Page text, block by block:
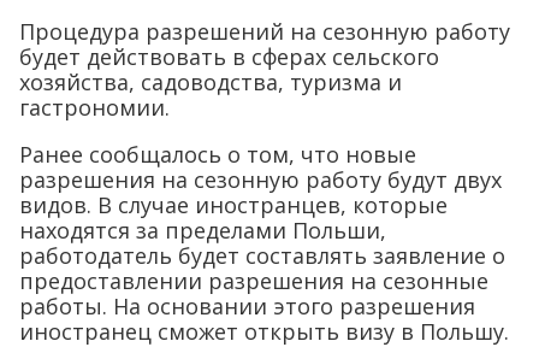
Процедура разрешений на сезонную работу
будет действовать в сферах сельского
хозяйства, садоводства, туризма и
гастрономии.
Ранее сообщалось о том, что новые
разрешения на сезонную работу будут двух
видов. В случае иностранцев, которые
находятся за пределами Польши,
работодатель будет составлять заявление о
предоставлении разрешения на сезонные
работы. На основании этого разрешения
иностранец сможет открыть визу в Польшу.